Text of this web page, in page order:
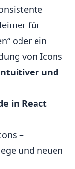
für
oder ein
von Icons
und
in React
–
und neuen